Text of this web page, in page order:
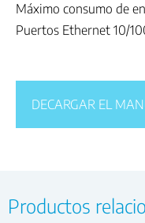
Máximo consumo de
Puertos Ethernet 10/
DECARGAR EL
Productos